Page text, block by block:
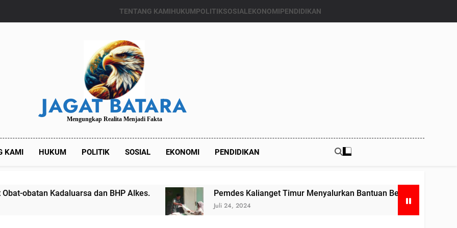
TENTANG KAMIHUKUMPOLITIKSOSIALEKONOMIPENDIDIKAN
JAGAT BATARA
Mengungkap Realita Menjadi Fakta
KAMI HUKUM POLITIK SOSIAL EKONOMI PENDIDIKAN
dan BHP Alkes. Pemdes Kalianget Timur Menyalurkan Bantuan Beras Bapang (Bantuan
Juli 24, 2024